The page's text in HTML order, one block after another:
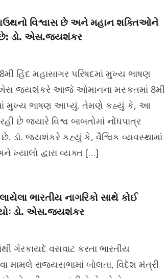
વિશ્વાસ છે અને મહાન શક્તિઓને
છે: ડો. એસ.જયશંકર
હિંદ મહાસાગર પરિષદમાં મુખ્ય ભાષણ
એસ જયશંકરે આજે ઓમાનના મસ્કતમાં 8મી
મુખ્ય ભાષણ આપ્યું. તેમણે કહ્યું કે, આ
છે જ્યારે વિશ્વ બાબતોમાં નોંધપાત્ર
ડૉ. જયશંકરે કહ્યું કે, વૈશ્વિક વ્યવસ્થામાં
ખ્યાલો દ્વારા વ્યક્ત […]
ભારતીય નાગરિકો સાથે કોઈ
ડો. એસ.જયશંકર
ગેરકાયદે વસવાટ કરતા ભારતીય
મામલે રાજ્યસભામાં બોલતા, વિદેશ મંત્રી